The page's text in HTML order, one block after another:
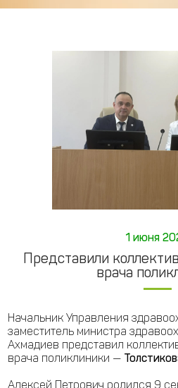
1 июня
Представили
врача
Начальник Управления
заместитель министра
Ахмадиев представил
врача поликлиники —
Алексей Петрович родился 9